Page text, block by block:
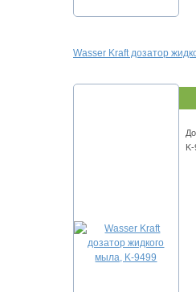
Wasser Kraft дозатор